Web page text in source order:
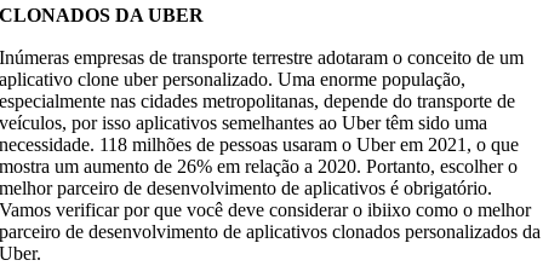
CLONADOS DA UBER
Inúmeras empresas de transporte terrestre adotaram o conceito de um
aplicativo clone uber personalizado. Uma enorme população,
especialmente nas cidades metropolitanas, depende do transporte de
veículos, por isso aplicativos semelhantes ao Uber têm sido uma
necessidade. 118 milhões de pessoas usaram o Uber em 2021, o que
mostra um aumento de 26% em relação a 2020. Portanto, escolher o
melhor parceiro de desenvolvimento de aplicativos é obrigatório.
Vamos verificar por que você deve considerar o ibiixo como o melhor
parceiro de desenvolvimento de aplicativos clonados personalizados da
Uber.